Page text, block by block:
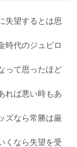
失望するとは思
時代のジュビロ
って思ったほど
れば悪い時もあ
ズなら常勝は厳
くなら失望を受